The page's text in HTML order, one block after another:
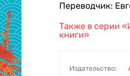
Переводчик:
Также в серии
книги»
Издательство: